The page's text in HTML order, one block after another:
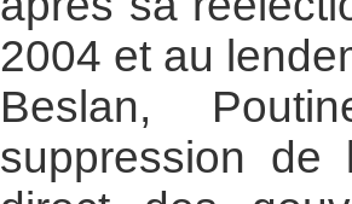
2004 et au
Beslan,
suppression de